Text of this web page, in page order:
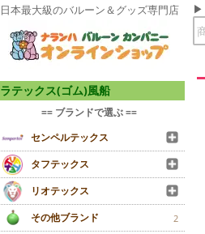
日本最大級のバルーン＆グッズ専門店
ラテックス(ゴム)風船
== ブランドで選ぶ ==
センペルテックス
タフテックス
リオテックス
その他ブランド
2